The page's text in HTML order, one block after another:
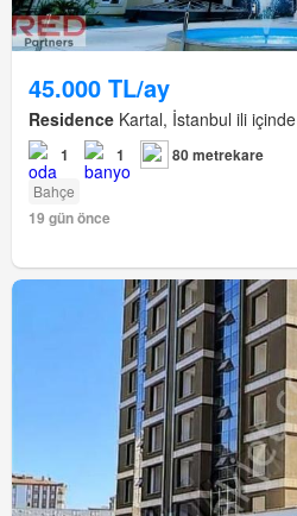
45.000 TL/ay
Residence Kartal, İstanbul ili içinde
1 1 80 metrekare
Bahçe
19 gün önce